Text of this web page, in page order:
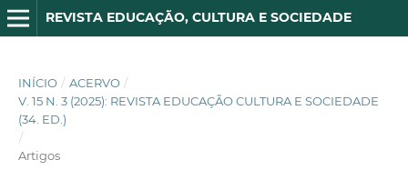
REVISTA EDUCAÇÃO, CULTURA E SOCIEDADE
INÍCIO / ACERVO /
V. 15 N. 3 (2025): REVISTA EDUCAÇÃO CULTURA E SOCIEDADE
(34. ED.)
/
Artigos